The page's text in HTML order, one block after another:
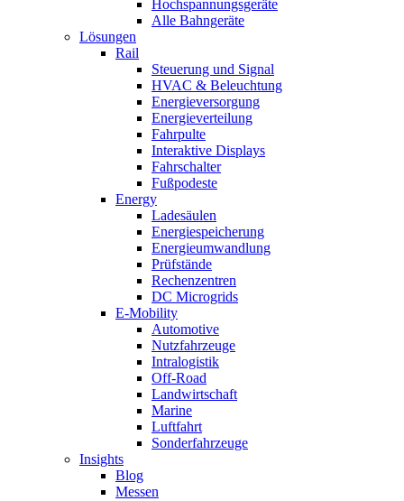
Hochspannungsgeräte
Alle Bahngeräte
Lösungen
Rail
Steuerung und Signal
HVAC & Beleuchtung
Energieversorgung
Energieverteilung
Fahrpulte
Interaktive Displays
Fahrschalter
Fußpodeste
Energy
Ladesäulen
Energiespeicherung
Energieumwandlung
Prüfstände
Rechenzentren
DC Microgrids
E-Mobility
Automotive
Nutzfahrzeuge
Intralogistik
Off-Road
Landwirtschaft
Marine
Luftfahrt
Sonderfahrzeuge
Insights
Blog
Messen